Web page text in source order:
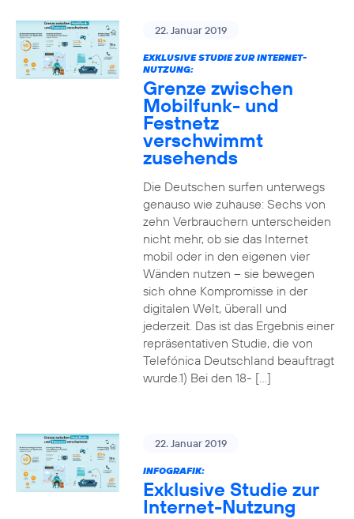
22. Januar 2019
EXKLUSIVE STUDIE ZUR INTERNET-
NUTZUNG:
Grenze zwischen
Mobilfunk- und
Festnetz
verschwimmt
zusehends
Die Deutschen surfen unterwegs
genauso wie zuhause: Sechs von
zehn Verbrauchern unterscheiden
nicht mehr, ob sie das Internet
mobil oder in den eigenen vier
Wänden nutzen – sie bewegen
sich ohne Kompromisse in der
digitalen Welt, überall und
jederzeit. Das ist das Ergebnis einer
repräsentativen Studie, die von
Telefónica Deutschland beauftragt
wurde.1) Bei den 18- […]
22. Januar 2019
INFOGRAFIK:
Exklusive Studie zur
Internet-Nutzung